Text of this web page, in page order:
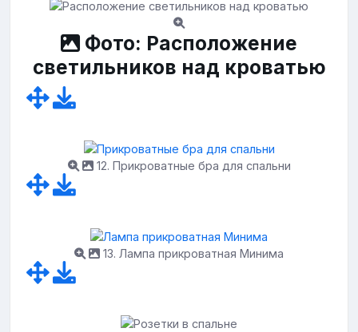
Фото: Расположение
светильников над кроватью
12. Прикроватные бра для спальни
13. Лампа прикроватная Минима